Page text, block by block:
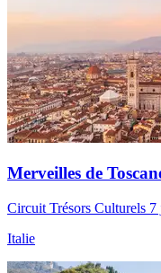
Merveilles de
Circuit Trésors Culturels 7
Italie